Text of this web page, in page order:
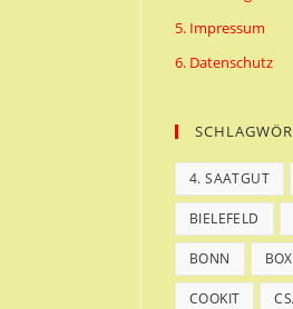
5. Impressum
6. Datenschutz
4. SAATGUT
BIELEFELD
BONN
COOKIT